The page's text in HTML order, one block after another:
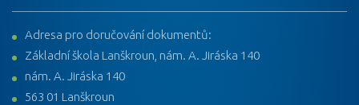
Adresa pro doručování dokumentů:
Základní škola Lanškroun, nám. A. Jiráska 140
nám. A. Jiráska 140
563 01 Lanškroun